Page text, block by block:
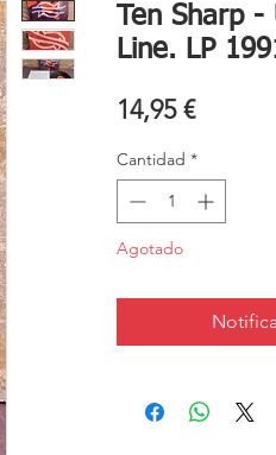
Ten Sharp
Line. LP
14,95 €Precio
Cantidad *
Agotado